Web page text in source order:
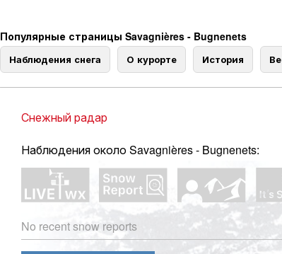
Популярные страницы Savagnières - Bugnenets
Наблюдения снега О курорте История
Снежный радар
Наблюдения около Savagnières - Bugnenets:
No recent snow reports